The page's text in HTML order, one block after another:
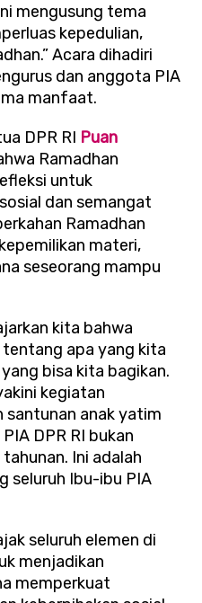
mengusung tema
kepedulian,
Acara dihadiri
dan anggota PIA
manfaat.
DPR RI Puan
Ramadhan
untuk
dan semangat
Ramadhan
materi,
seseorang mampu
kita bahwa
tentang apa yang kita
bisa kita bagikan.
kegiatan
santunan anak yatim
DPR RI bukan
Ini adalah
seluruh Ibu-ibu PIA
seluruh elemen di
menjadikan
memperkuat